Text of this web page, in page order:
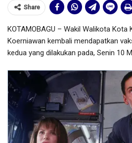
Share
KOTAMOBAGU – Wakil Walikota
Koerniawan kembali mendapatkan
kedua yang dilakukan pada, Senin 10